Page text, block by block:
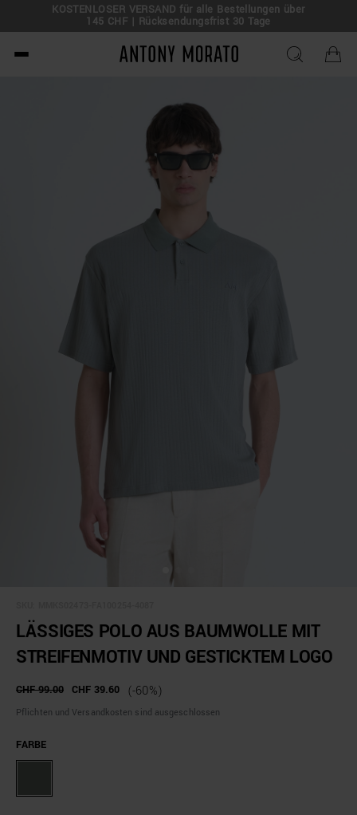
KOSTENLOSER VERSAND für alle Bestellungen über
145 CHF | Rücksendungsfrist 30 Tage
Antony Morato - Official
LÄSSIGES POLO AUS BAUMWOLLE MIT
STREIFENMOTIV UND GESTICKTEM LOGO
CHF 99.00 CHF 39.60 (-60%)
Pflichten und Versandkosten sind ausgeschlossen
FARBE